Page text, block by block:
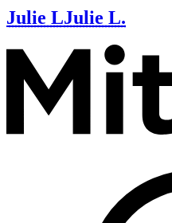
Julie LJulie L.